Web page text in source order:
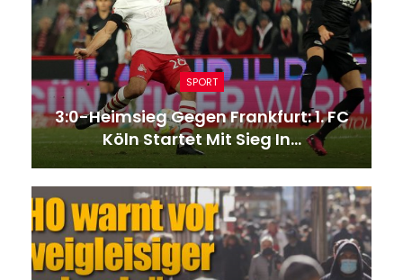
SPORT
3:0-Heimsieg Gegen Frankfurt: 1. FC
Köln Startet Mit Sieg In…